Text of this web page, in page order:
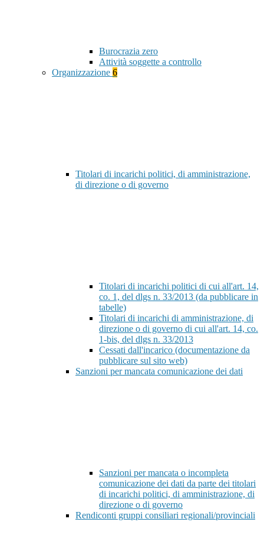
Burocrazia zero
Attività soggette a controllo
Organizzazione 6
Titolari di incarichi politici, di amministrazione,
di direzione o di governo
Titolari di incarichi politici di cui all'art. 14,
co. 1, del dlgs n. 33/2013 (da pubblicare in
tabelle)
Titolari di incarichi di amministrazione, di
direzione o di governo di cui all'art. 14, co.
1-bis, del dlgs n. 33/2013
Cessati dall'incarico (documentazione da
pubblicare sul sito web)
Sanzioni per mancata comunicazione dei dati
Sanzioni per mancata o incompleta
comunicazione dei dati da parte dei titolari
di incarichi politici, di amministrazione, di
direzione o di governo
Rendiconti gruppi consiliari regionali/provinciali